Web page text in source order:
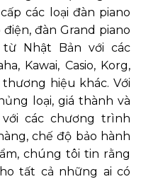
các loại đàn piano
đàn Grand piano
Nhật Bản với các
Kawai, Casio, Korg,
hiệu khác. Với
loại, giá thành và
các chương trình
chế độ bảo hành
chúng tôi tin rằng
tất cả những ai có